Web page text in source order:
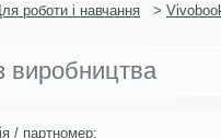
роботи і навчання >
виробництва
/ партномер: